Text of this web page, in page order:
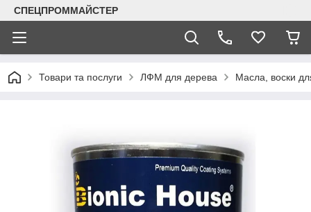
СПЕЦПРОММАЙСТЕР
Товари та послуги ЛФМ для дерева Масла, воски